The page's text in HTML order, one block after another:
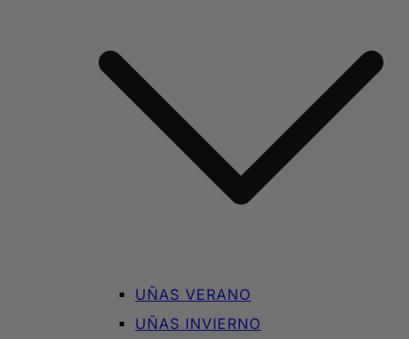
UÑAS VERANO
UÑAS INVIERNO